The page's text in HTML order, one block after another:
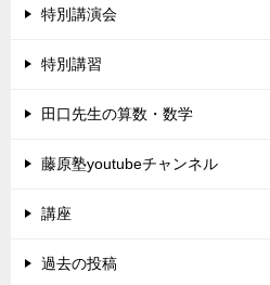
特別講演会
特別講習
田口先生の算数・数学
藤原塾youtubeチャンネル
講座
過去の投稿